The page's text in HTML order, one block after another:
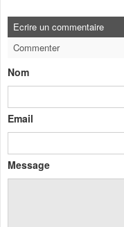
Ecrire un commentaire
Commenter
Nom
Email
Message